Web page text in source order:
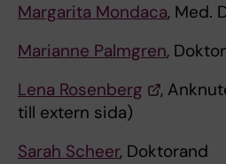
Margarita Mondaca, Med.
Marianne Palmgren,
Lena Rosenberg
,
till extern sida)
Sarah Scheer, Doktorand